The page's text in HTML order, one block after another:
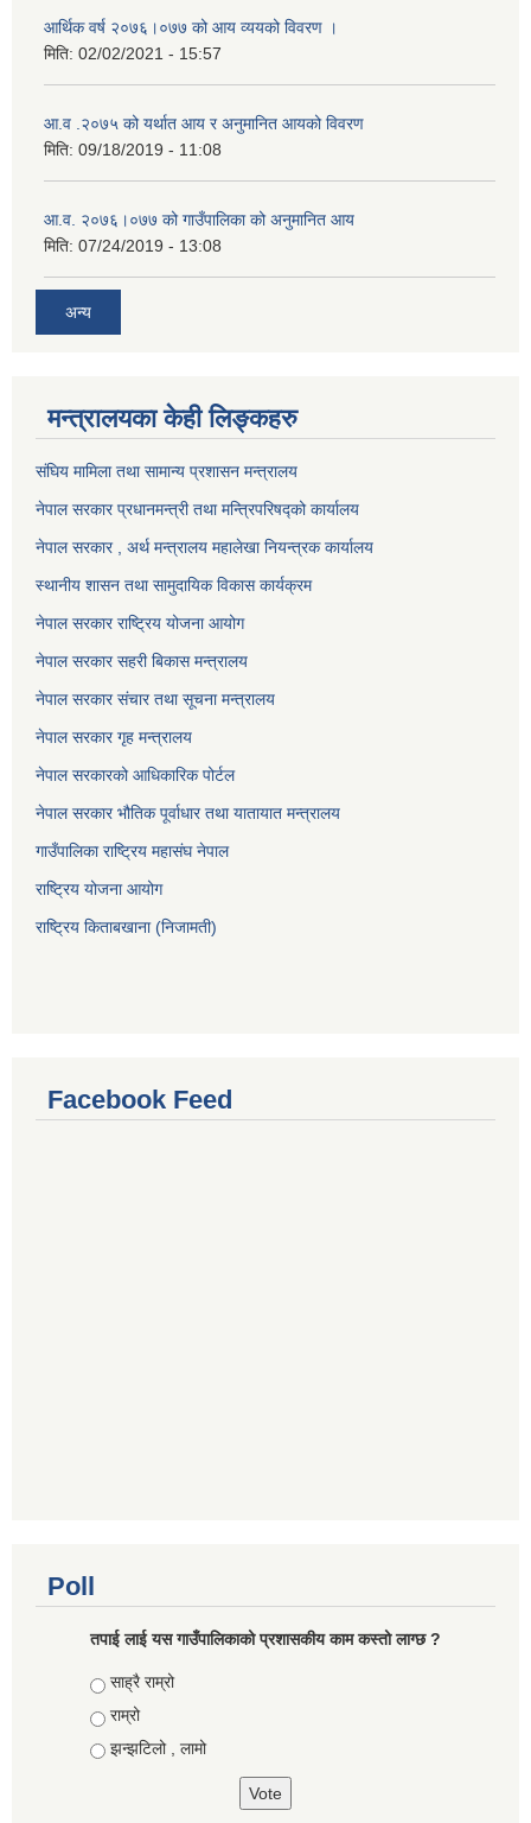
आर्थिक वर्ष २०७६।०७७ को आय व्ययको विवरण ।
मिति: 02/02/2021 - 15:57
आ.व .२०७५ को यर्थात आय र अनुमानित आयको विवरण
मिति: 09/18/2019 - 11:08
आ.व. २०७६।०७७ को गाउँपालिका को अनुमानित आय
मिति: 07/24/2019 - 13:08
अन्य
मन्त्रालयका केही लिङ्कहरु
संघिय मामिला तथा सामान्य प्रशासन मन्त्रालय
नेपाल सरकार प्रधानमन्त्री तथा मन्त्रिपरिषद्को कार्यालय
नेपाल सरकार , अर्थ मन्त्रालय महालेखा नियन्त्रक कार्यालय
स्थानीय शासन तथा सामुदायिक विकास कार्यक्रम
नेपाल सरकार राष्ट्रिय योजना आयोग
नेपाल सरकार सहरी बिकास मन्त्रालय
नेपाल सरकार संचार तथा सूचना मन्त्रालय
नेपाल सरकार गृह मन्त्रालय
नेपाल सरकारको आधिकारिक पोर्टल
नेपाल सरकार भौतिक पूर्वाधार तथा यातायात मन्त्रालय
गाउँपालिका राष्ट्रिय महासंघ नेपाल
राष्ट्रिय योजना आयोग
राष्ट्रिय किताबखाना (निजामती)
Facebook Feed
Poll
तपाई लाई यस गाउँपालिकाको प्रशासकीय काम कस्तो लाग्छ ?
Choices
साह्रै राम्रो
राम्रो
झन्झटिलो , लामो